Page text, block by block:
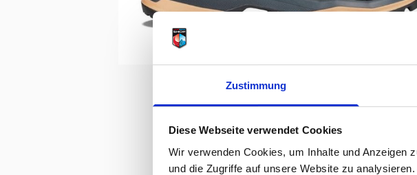
Zustimmung
Diese Webseite verwendet Cookies
Wir verwenden Cookies, um Inhalte und Anzeigen
und die Zugriffe auf unsere Website zu